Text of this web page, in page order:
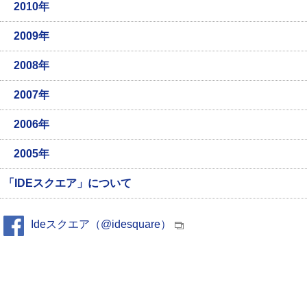
2010年
2009年
2008年
2007年
2006年
2005年
「IDEスクエア」について
Ideスクエア（@idesquare）